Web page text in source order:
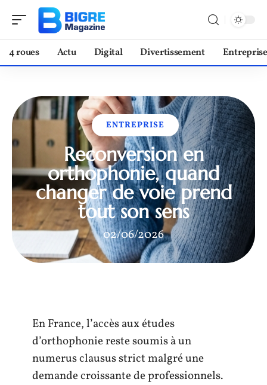
4 roues Actu Digital Divertissement Entreprise
ENTREPRISE
Reconversion en
orthophonie, quand
changer de voie prend
tout son sens
02/06/2026
En France, l’accès aux études
d’orthophonie reste soumis à un
numerus clausus strict malgré une
demande croissante de professionnels.